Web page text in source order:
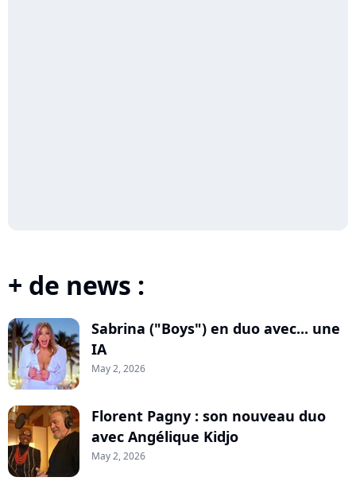
+ de news :
Sabrina ("Boys") en duo avec... une
IA
May 2, 2026
Florent Pagny : son nouveau duo
avec Angélique Kidjo
May 2, 2026